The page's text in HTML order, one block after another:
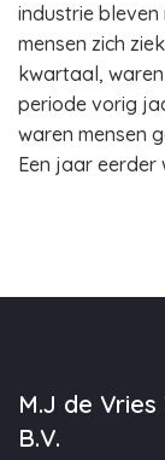
industrie bleven
mensen zich
kwartaal,
periode vorig
waren mensen
Een jaar eerder
M.J de
B.V.